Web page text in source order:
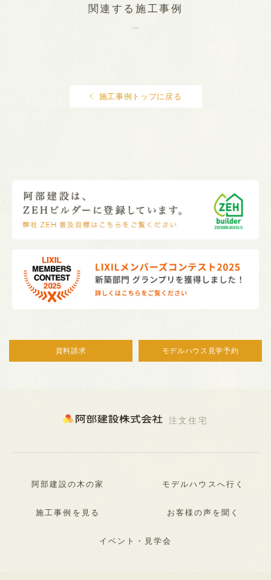
関連する施工事例
施工事例トップに戻る
資料請求 モデルハウス見学予約
注文住宅
阿部建設の木の家 モデルハウスへ行く
施工事例を見る お客様の声を聞く
イベント・見学会